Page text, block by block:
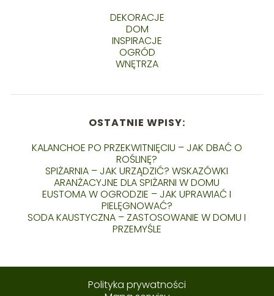
DEKORACJE
DOM
INSPIRACJE
OGRÓD
WNĘTRZA
OSTATNIE WPISY:
KALANCHOE PO PRZEKWITNIĘCIU – JAK DBAĆ O
ROŚLINĘ?
SPIŻARNIA – JAK URZĄDZIĆ? WSKAZÓWKI
ARANŻACYJNE DLA SPIŻARNI W DOMU
EUSTOMA W OGRODZIE – JAK UPRAWIAĆ I
PIELĘGNOWAĆ?
SODA KAUSTYCZNA – ZASTOSOWANIE W DOMU I
PRZEMYŚLE
Polityka prywatności